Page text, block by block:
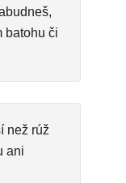
batohu či
než rúž
ani